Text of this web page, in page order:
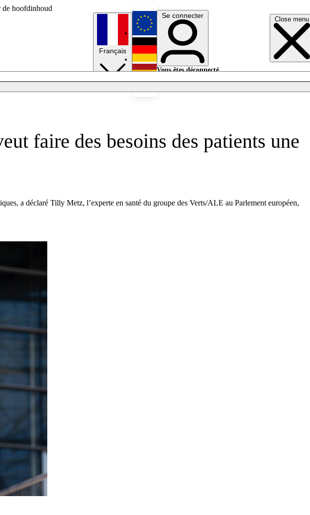
de hoofdinhoud
Close menu
Français
English
Deutsch
Se connecter
Vous êtes déconnecté.
faire des besoins des patients une
a déclaré Tilly Metz, l’experte en santé du groupe des Verts/ALE au Parlement européen,